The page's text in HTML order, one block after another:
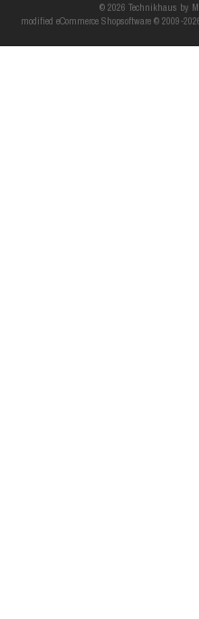
© 2026 Technikhaus by
modified eCommerce Shopsoftware © 2009-